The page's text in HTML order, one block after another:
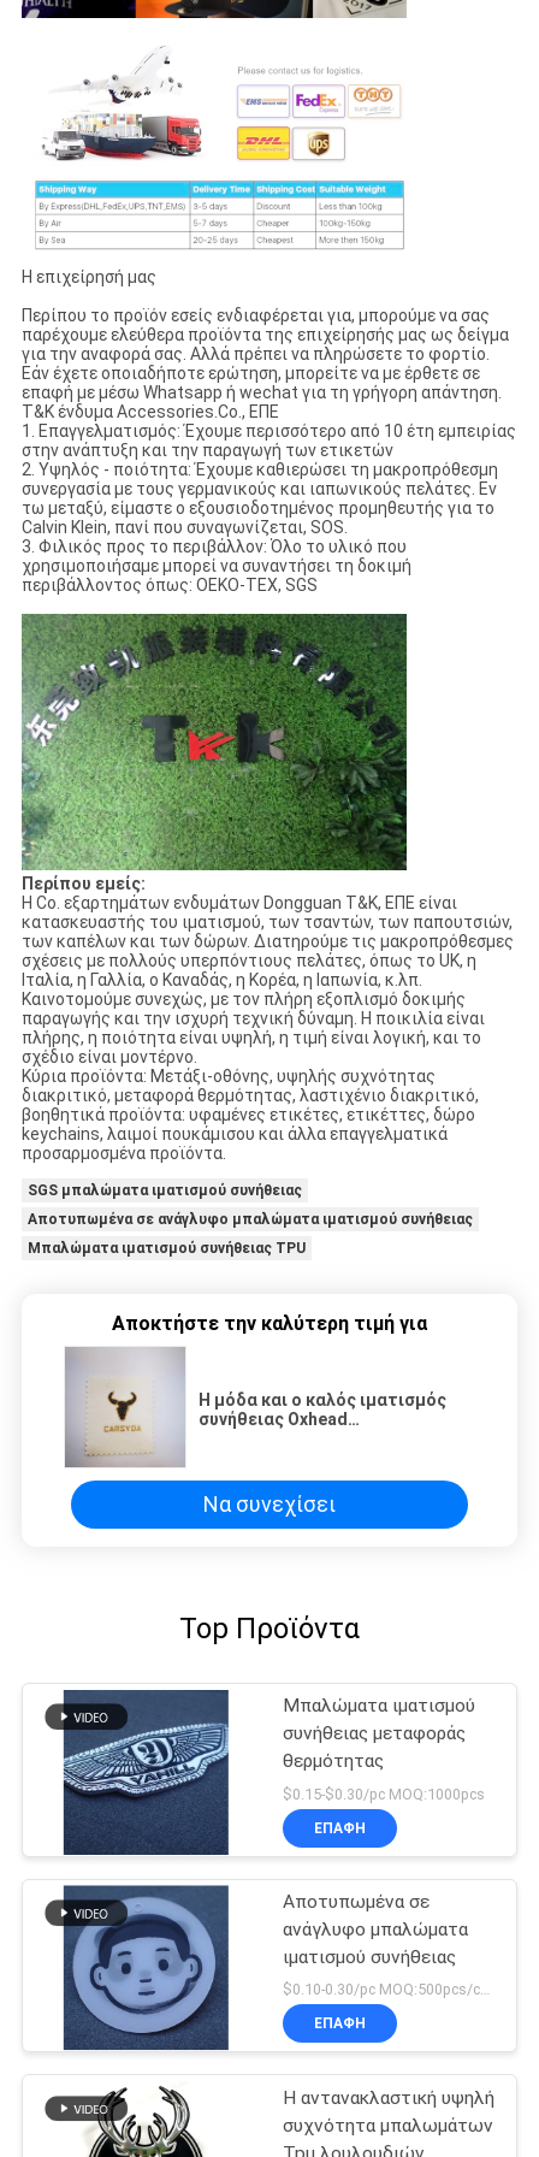
Η επιχείρησή μας
Περίπου το προϊόν εσείς ενδιαφέρεται για, μπορούμε να σας
παρέχουμε ελεύθερα προϊόντα της επιχείρησής μας ως δείγμα
για την αναφορά σας. Αλλά πρέπει να πληρώσετε το φορτίο.
Εάν έχετε οποιαδήποτε ερώτηση, μπορείτε να με έρθετε σε
επαφή με μέσω Whatsapp ή wechat για τη γρήγορη απάντηση.
T&K ένδυμα Accessories.Co., ΕΠΕ
1. Επαγγελματισμός: Έχουμε περισσότερο από 10 έτη εμπειρίας
στην ανάπτυξη και την παραγωγή των ετικετών
2. Υψηλός - ποιότητα: Έχουμε καθιερώσει τη μακροπρόθεσμη
συνεργασία με τους γερμανικούς και ιαπωνικούς πελάτες. Εν
τω μεταξύ, είμαστε ο εξουσιοδοτημένος προμηθευτής για το
Calvin Klein, πανί που συναγωνίζεται, SOS.
3. Φιλικός προς το περιβάλλον: Όλο το υλικό που
χρησιμοποιήσαμε μπορεί να συναντήσει τη δοκιμή
περιβάλλοντος όπως: OEKO-TEX, SGS
Περίπου εμείς:
Η Co. εξαρτημάτων ενδυμάτων Dongguan T&K, ΕΠΕ είναι
κατασκευαστής του ιματισμού, των τσαντών, των παπουτσιών,
των καπέλων και των δώρων. Διατηρούμε τις μακροπρόθεσμες
σχέσεις με πολλούς υπερπόντιους πελάτες, όπως το UK, η
Ιταλία, η Γαλλία, ο Καναδάς, η Κορέα, η Ιαπωνία, κ.λπ.
Καινοτομούμε συνεχώς, με τον πλήρη εξοπλισμό δοκιμής
παραγωγής και την ισχυρή τεχνική δύναμη. Η ποικιλία είναι
πλήρης, η ποιότητα είναι υψηλή, η τιμή είναι λογική, και το
σχέδιο είναι μοντέρνο.
Κύρια προϊόντα: Μετάξι-οθόνης, υψηλής συχνότητας
διακριτικό, μεταφορά θερμότητας, λαστιχένιο διακριτικό,
βοηθητικά προϊόντα: υφαμένες ετικέτες, ετικέττες, δώρο
keychains, λαιμοί πουκάμισου και άλλα επαγγελματικά
προσαρμοσμένα προϊόντα.
SGS μπαλώματα ιματισμού συνήθειας
Αποτυπωμένα σε ανάγλυφο μπαλώματα ιματισμού συνήθειας
Μπαλώματα ιματισμού συνήθειας TPU
Αποκτήστε την καλύτερη τιμή για
Η μόδα και ο καλός ιματισμός
συνήθειας Oxhead
ηλεκτρόλυση κεντητική
Να συνεχίσει
Top Προϊόντα
Μπαλώματα ιματισμού
συνήθειας μεταφοράς
θερμότητας
$0.15-$0.30/pc MOQ:1000pcs
ΕΠΑΦΉ
Αποτυπωμένα σε
ανάγλυφο μπαλώματα
ιματισμού συνήθειας
$0.10-0.30/pc MOQ:500pcs/color
ΕΠΑΦΉ
Η αντανακλαστική υψηλή
συχνότητα μπαλωμάτων